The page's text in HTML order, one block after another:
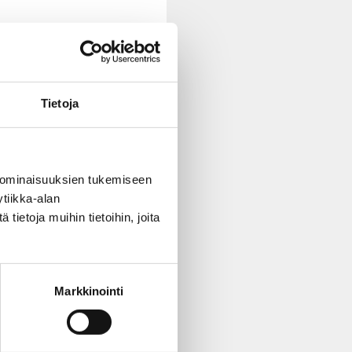
Tietoja
tukemiseen
alan
tietoja muihin tietoihin, joita
Markkinointi